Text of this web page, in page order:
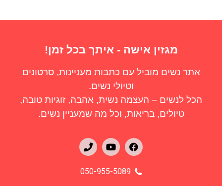
מגזין אישה - איתך בכל זמן!
אתר נשים מוביל עם כתבות מעניינות, סרטונים
וטיולי נשים.
הכל לנשים – העצמה נשית, אהבה, זוגיות טובה,
טיולים, בריאות, וכל מה שמעניין נשים.
050-955-5089